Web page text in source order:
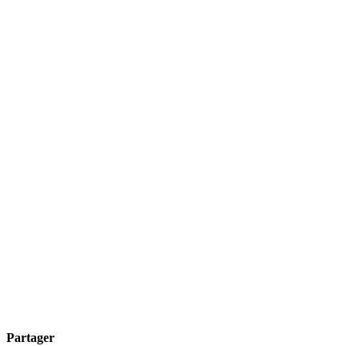
Partager